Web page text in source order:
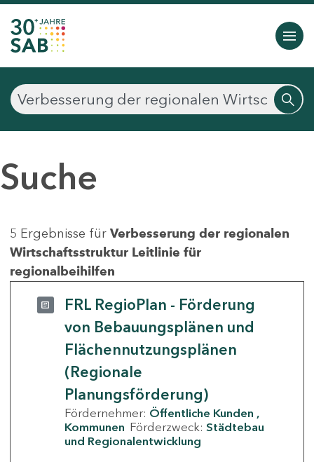
Suche
5 Ergebnisse für Verbesserung der regionalen
Wirtschaftsstruktur Leitlinie für
regionalbeihilfen
FRL RegioPlan - Förderung
von Bebauungsplänen und
Flächennutzungsplänen
(Regionale
Planungsförderung)
Fördernehmer: Öffentliche Kunden
Kommunen Förderzweck: Städtebau
und Regionalentwicklung